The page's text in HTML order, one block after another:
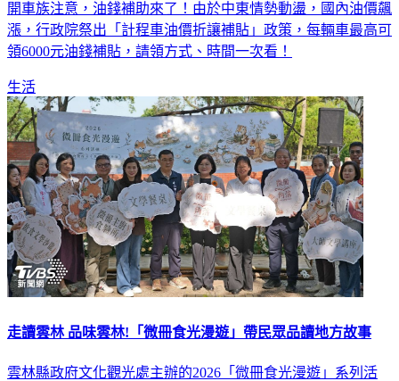
開車族注意，油錢補助來了！由於中東情勢動盪，國內油價飆
漲，行政院祭出「計程車油價折讓補貼」政策，每輛車最高可
領6000元油錢補貼，請領方式、時間一次看！
生活
走讀雲林 品味雲林!「微冊食光漫遊」帶民眾品讀地方故事
雲林縣政府文化觀光處主辦的2026「微冊食光漫遊」系列活